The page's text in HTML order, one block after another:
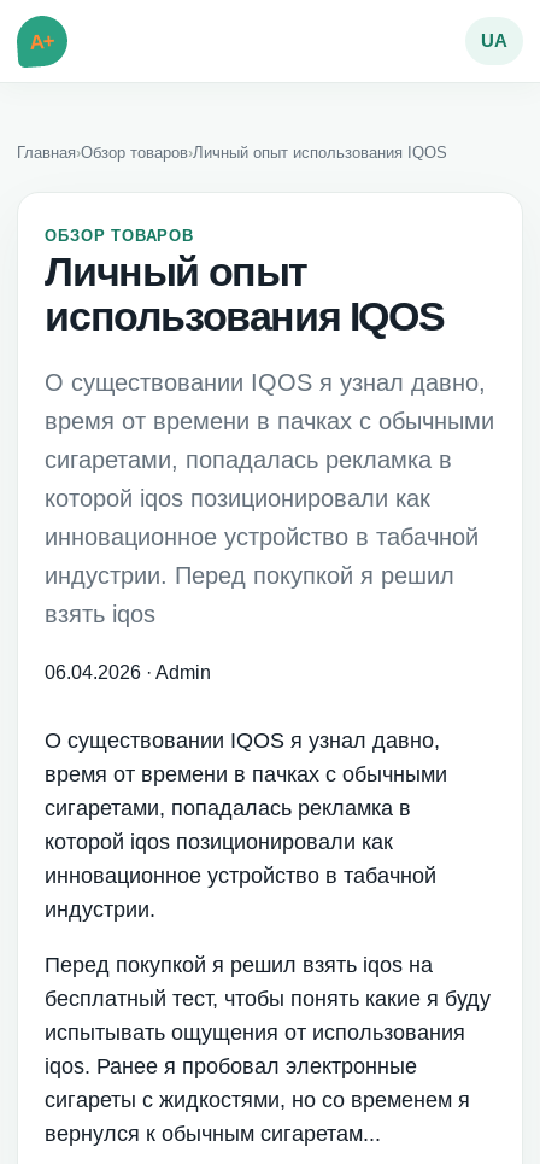
A+ UA
Главная›Обзор товаров›Личный опыт использования IQOS
ОБЗОР ТОВАРОВ
Личный опыт
использования IQOS
О существовании IQOS я узнал давно,
время от времени в пачках с обычными
сигаретами, попадалась рекламка в
которой iqos позиционировали как
инновационное устройство в табачной
индустрии. Перед покупкой я решил
взять iqos
06.04.2026 ·Admin
О существовании IQOS я узнал давно,
время от времени в пачках с обычными
сигаретами, попадалась рекламка в
которой iqos позиционировали как
инновационное устройство в табачной
индустрии.
Перед покупкой я решил взять iqos на
бесплатный тест, чтобы понять какие я буду
испытывать ощущения от использования
iqos. Ранее я пробовал электронные
сигареты с жидкостями, но со временем я
вернулся к обычным сигаретам...